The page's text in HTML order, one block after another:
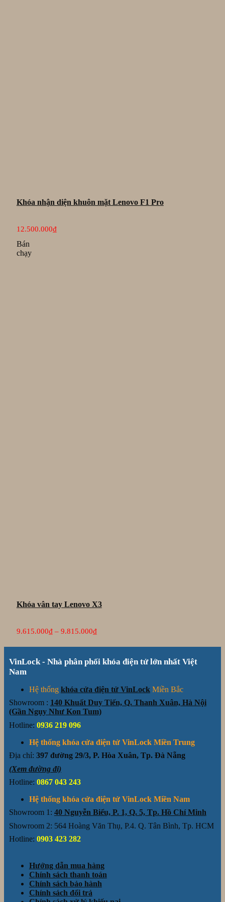
Khóa nhận diện khuôn mặt Lenovo F1 Pro
12.500.000₫
Bán
chạy
Khóa vân tay Lenovo X3
9.615.000₫ – 9.815.000₫Khoảng
giá:
đến
VinLock - Nhà phân phối khóa điện tử lớn nhất Việt
Nam
Hệ thống khóa cửa điện tử VinLock Miền Bắc
Showroom : 140 Khuất Duy Tiến, Q. Thanh Xuân, Hà Nội
(Gần Ngụy Như Kon Tum)
Hotline: 0936 219 096
Hệ thống khóa cửa điện tử VinLock Miền Trung
Địa chỉ: 397 đường 29/3, P. Hòa Xuân, Tp. Đà Nẵng
(Xem đường đi)
Hotline: 0867 043 243
Hệ thống khóa cửa điện tử VinLock Miền Nam
Showroom 1: 40 Nguyễn Biểu, P. 1, Q. 5, Tp. Hồ Chí Minh
Showroom 2: 564 Hoàng Văn Thụ, P.4. Q. Tân Bình, Tp. HCM
Hotline: 0903 423 282
Hướng dẫn mua hàng
Chính sách thanh toán
Chính sách bảo hành
Chính sách đổi trả